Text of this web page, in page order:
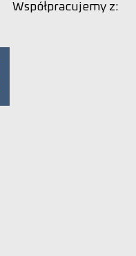
Współpracujemy z: